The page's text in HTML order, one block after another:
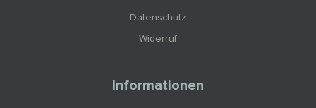
Datenschutz
Widerruf
Informationen